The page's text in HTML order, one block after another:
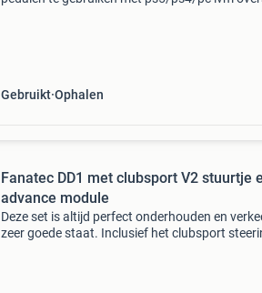
Gebruikt Ophalen
Fanatec DD1 met clubsport V2 stuurtje
advance module
Deze set is altijd perfect onderhouden en
zeer goede staat. Inclusief het clubsport